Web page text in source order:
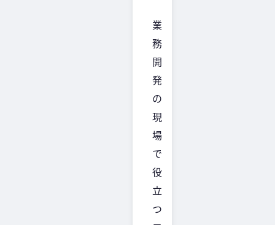
業
務
開
発
の
現
場
で
役
立
つ